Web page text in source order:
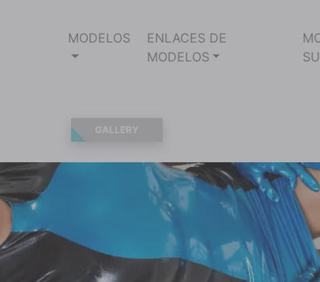
MODELOS
ENLACES DE
MODELOS
GALLERY